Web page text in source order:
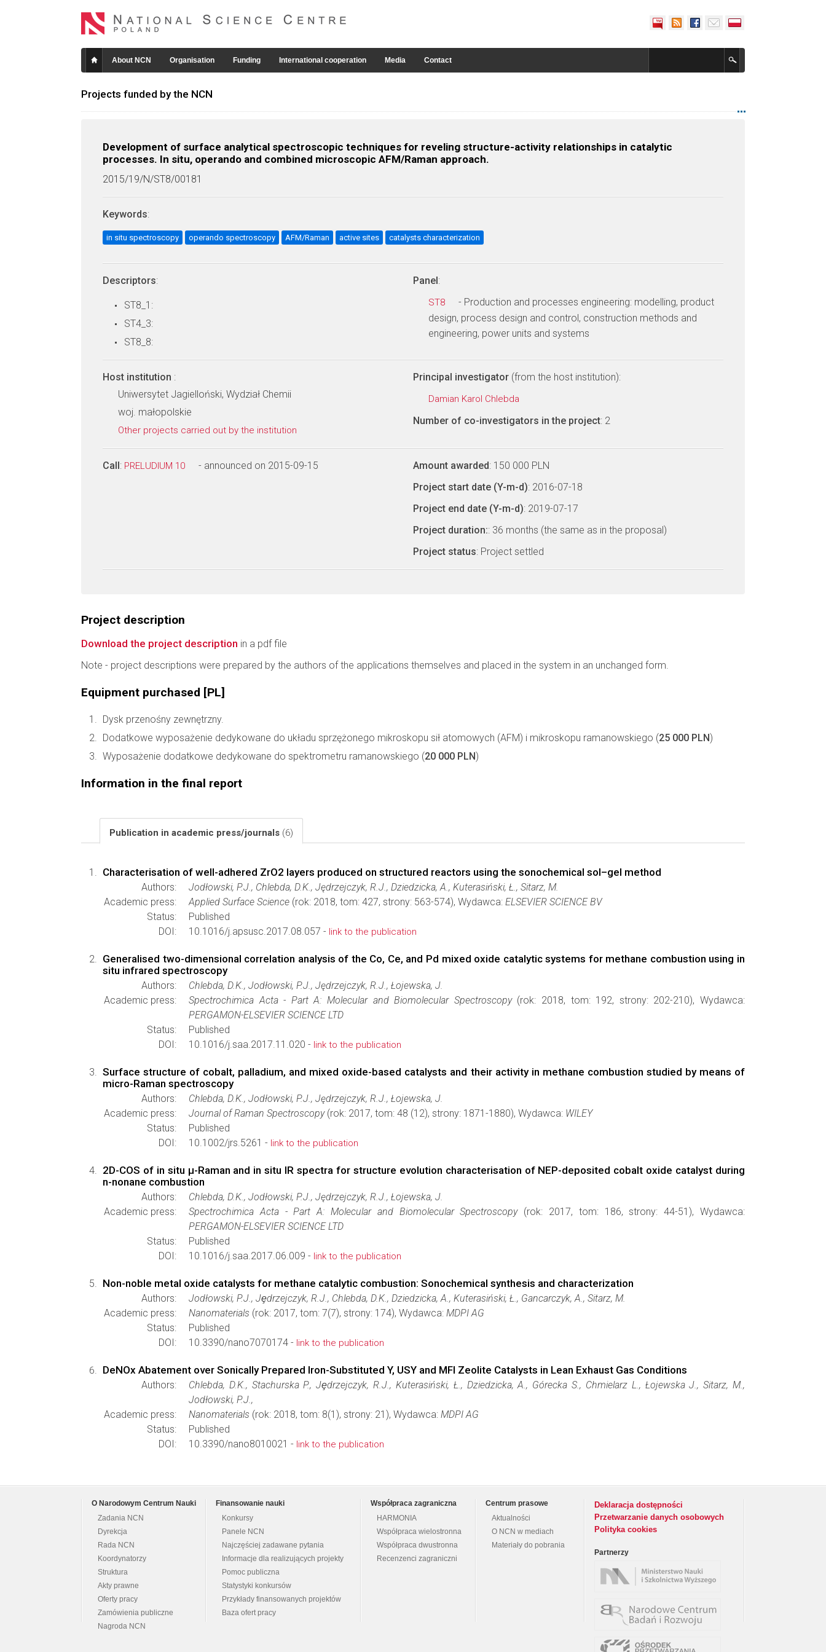
About NCN Organisation Funding International cooperation Media Contact
Projects funded by the NCN
Development of surface analytical spectroscopic techniques for reveling structure-activity relationships in catalytic
processes. In situ, operando and combined microscopic AFM/Raman approach.
2015/19/N/ST8/00181
Keywords:
in situ spectroscopy operando spectroscopy AFM/Raman active sites catalysts characterization
Descriptors:
ST8_1:
ST4_3:
ST8_8:
Panel:
ST8
- Production and processes engineering: modelling, product
design, process design and control, construction methods and
engineering, power units and systems
Host institution :
Uniwersytet Jagielloński, Wydział Chemii
woj. małopolskie
Other projects carried out by the institution
Principal investigator (from the host institution):
Damian Karol Chlebda
Number of co-investigators in the project: 2
Call: PRELUDIUM 10 - announced on 2015-09-15 Amount awarded: 150 000 PLN
Project start date (Y-m-d): 2016-07-18
Project end date (Y-m-d): 2019-07-17
Project duration:: 36 months (the same as in the proposal)
Project status: Project settled
Project description
Download the project description in a pdf file
Note - project descriptions were prepared by the authors of the applications themselves and placed in the system in an unchanged form.
Equipment purchased [PL]
Dysk przenośny zewnętrzny.
Dodatkowe wyposażenie dedykowane do układu sprzężonego mikroskopu sił atomowych (AFM) i mikroskopu ramanowskiego (25 000 PLN)
Wyposażenie dodatkowe dedykowane do spektrometru ramanowskiego (20 000 PLN)
Information in the final report
Publication in academic press/journals (6)
Characterisation of well-adhered ZrO2 layers produced on structured reactors using the sonochemical sol–gel method
Authors:
Jodłowski, P.J., Chlebda, D.K., Jędrzejczyk, R.J., Dziedzicka, A., Kuterasiński, Ł., Sitarz, M.
Academic press:
Applied Surface Science (rok: 2018, tom: 427, strony: 563-574), Wydawca: ELSEVIER SCIENCE BV
Status:
Published
DOI:
10.1016/j.apsusc.2017.08.057 - link to the publication
Generalised two-dimensional correlation analysis of the Co, Ce, and Pd mixed oxide catalytic systems for methane combustion using in
situ infrared spectroscopy
Authors:
Chlebda, D.K., Jodłowski, P.J., Jędrzejczyk, R.J., Łojewska, J.
Academic press:
Spectrochimica Acta - Part A: Molecular and Biomolecular Spectroscopy(rok: 2018, tom: 192, strony: 202-210), Wydawca:
PERGAMON-ELSEVIER SCIENCE LTD
Status:
Published
DOI:
10.1016/j.saa.2017.11.020 - link to the publication
Surface structure of cobalt, palladium, and mixed oxide-based catalysts and their activity in methane combustion studied by means of
micro-Raman spectroscopy
Authors:
Chlebda, D.K., Jodłowski, P.J., Jędrzejczyk, R.J., Łojewska, J.
Academic press:
Journal of Raman Spectroscopy(rok: 2017, tom: 48 (12), strony: 1871-1880), Wydawca: WILEY
Status:
Published
DOI:
10.1002/jrs.5261 - link to the publication
2D-COS of in situ μ-Raman and in situ IR spectra for structure evolution characterisation of NEP-deposited cobalt oxide catalyst during
n-nonane combustion
Authors:
Chlebda, D.K., Jodłowski, P.J., Jędrzejczyk, R.J., Łojewska, J.
Academic press:
Spectrochimica Acta - Part A: Molecular and Biomolecular Spectroscopy(rok: 2017, tom: 186, strony: 44-51), Wydawca:
PERGAMON-ELSEVIER SCIENCE LTD
Status:
Published
DOI:
10.1016/j.saa.2017.06.009 - link to the publication
Non-noble metal oxide catalysts for methane catalytic combustion: Sonochemical synthesis and characterization
Authors:
Jodłowski, P.J., Jȩdrzejczyk, R.J., Chlebda, D.K., Dziedzicka, A., Kuterasiński, Ł., Gancarczyk, A., Sitarz, M.
Academic press:
Nanomaterials (rok: 2017, tom: 7(7), strony: 174), Wydawca: MDPI AG
Status:
Published
DOI:
10.3390/nano7070174 - link to the publication
DeNOx Abatement over Sonically Prepared Iron-Substituted Y, USY and MFI Zeolite Catalysts in Lean Exhaust Gas Conditions
Authors:
Chlebda, D.K., Stachurska P., Jȩdrzejczyk, R.J., Kuterasiński, Ł., Dziedzicka, A., Górecka S., Chmielarz L., Łojewska J., Sitarz, M.,
Jodłowski, P.J.,
Academic press:
Nanomaterials (rok: 2018, tom: 8(1), strony: 21), Wydawca: MDPI AG
Status:
Published
DOI:
10.3390/nano8010021 - link to the publication
O Narodowym Centrum Nauki
Zadania NCN
Dyrekcja
Rada NCN
Koordynatorzy
Struktura
Akty prawne
Oferty pracy
Zamówienia publiczne
Nagroda NCN
Finansowanie nauki
Konkursy
Panele NCN
Najczęściej zadawane pytania
Informacje dla realizujących projekty
Pomoc publiczna
Statystyki konkursów
Przykłady finansowanych projektów
Baza ofert pracy
Współpraca zagraniczna
HARMONIA
Współpraca wielostronna
Współpraca dwustronna
Recenzenci zagraniczni
Centrum prasowe
Aktualności
O NCN w mediach
Materiały do pobrania
Deklaracja dostępności
Przetwarzanie danych osobowych
Polityka cookies
Partnerzy